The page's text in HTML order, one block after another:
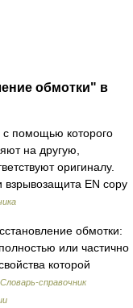
обмотки" в
помощью которого
на другую,
оригиналу.
EN copy
обмотки:
или частично
которой
Словарь-справочник